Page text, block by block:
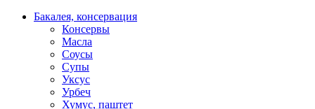
Бакалея, консервация
Консервы
Масла
Соусы
Супы
Уксус
Урбеч
Хумус, паштет